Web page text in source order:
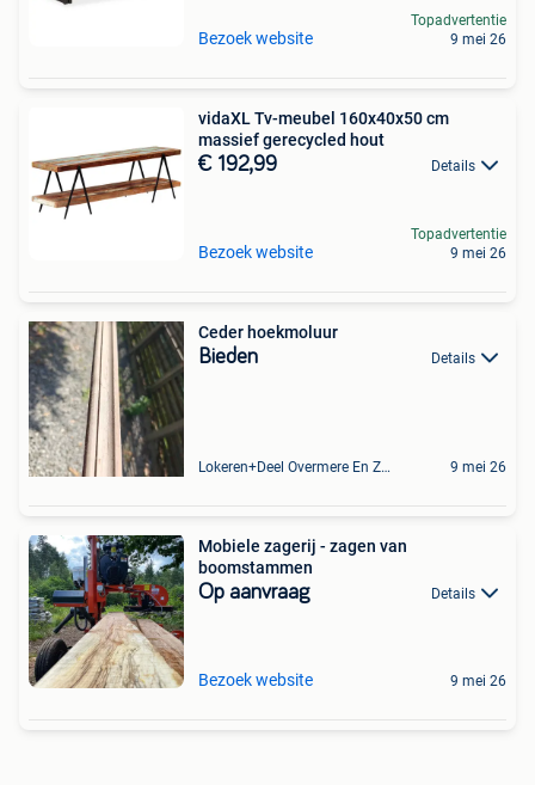
Bezoek website
Topadvertentie
9 mei 26
vidaXL Tv-meubel 160x40x50 cm
massief gerecycled hout
€ 192,99 Details
Bezoek website
Topadvertentie
9 mei 26
Ceder hoekmoluur
Bieden Details
Lokeren+Deel Overmere En Zele 9 mei 26
Mobiele zagerij - zagen van
boomstammen
Op aanvraag Details
Bezoek website 9 mei 26